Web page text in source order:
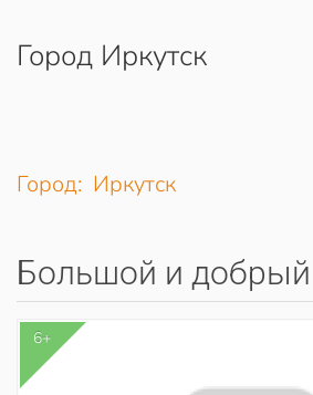
Перейти к содержимому
Город Иркутск
Город: Иркутск
Большой и добрый
6+